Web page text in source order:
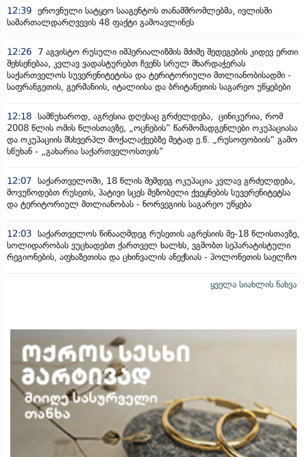
12:39 ეროვნული სატყეო სააგენტოს თანამშრომლებმა, ივლისში
სამართალდარღვევის 48 ფაქტი გამოავლინეს
12:26
7 აგვისტო რუსული იმპერიალიზმის მძიმე შედეგების კიდევ ერთი
შეხსენებაა, კვლავ ვადასტურებთ ჩვენს სრულ მხარდაჭერას
საქართველოს სუვერენიტეტისა და ტერიტორიული მთლიანობისადმი -
საფრანგეთის, გერმანიის, იტალიისა და ბრიტანეთის საგარეო უწყებები
12:18 სამწუხაროდ, აგრესია დღესაც გრძელდება, ცინიკურია, რომ
2008 წლის ომის წლისთავზე, „ოცნების“ წარმომადგენლები ოკუპაციასა
და ოკუპაციის მსხვერპლ მოქალაქეებზე მეტად ე.წ. „რუსოფობიის“ გამო
სწუხან - „გახარია საქართველოსთვის“
12:07 საქართველოში, 18 წლის შემდეგ ოკუპაცია კვლავ გრძელდება,
მოვუწოდებთ რუსეთს, პატივი სცეს მეზობელი ქვეყნების სუვერენიტეტსა
და ტერიტორიულ მთლიანობას - ნორვეგიის საგარეო უწყება
12:03 საქართველოს წინააღმდეგ რუსეთის აგრესიის მე-18 წლისთავზე,
სოლიდარობას ვუცხადებთ ქართველ ხალხს, ვგმობთ სეპარატისტული
რეგიონების, აფხაზეთისა და ცხინვალის ანექსიას - პოლონეთის საელჩო
ყველა სიახლის ნახვა